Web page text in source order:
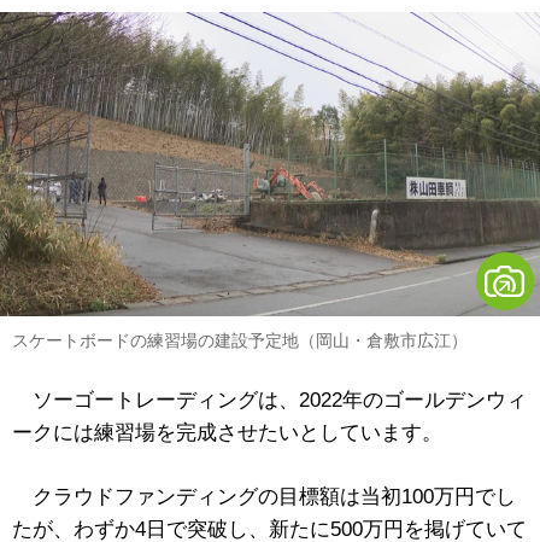
スケートボードの練習場の建設予定地（岡山・倉敷市広江）
ソーゴートレーディングは、2022年のゴールデンウィ
ークには練習場を完成させたいとしています。
クラウドファンディングの目標額は当初100万円でし
たが、わずか4日で突破し、新たに500万円を掲げていて